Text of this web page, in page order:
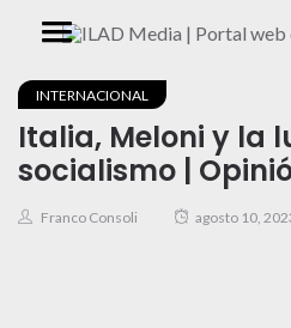
INTERNACIONAL
Italia, Meloni y la
socialismo |
Franco Consoli agosto 10,